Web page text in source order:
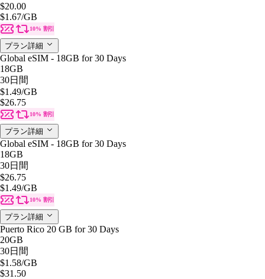
$20.00
$1.67/GB
10% 割引
プラン詳細
Global eSIM - 18GB for 30 Days
18GB
30日間
$1.49/GB
$26.75
10% 割引
プラン詳細
Global eSIM - 18GB for 30 Days
18GB
30日間
$26.75
$1.49/GB
10% 割引
プラン詳細
Puerto Rico 20 GB for 30 Days
20GB
30日間
$1.58/GB
$31.50